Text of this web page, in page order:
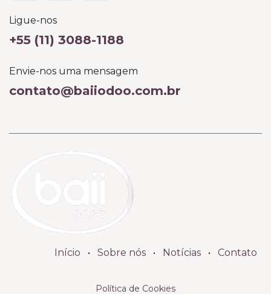
Ligue-nos
+55 (11) 3088-1188
Envie-nos uma mensagem
contato@baiiodoo.com.br
Início • Sobre nós • Notícias • Contato
Política de Cookies